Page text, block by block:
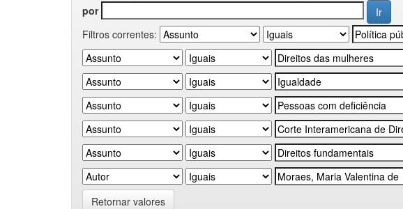
por
Filtros correntes:
Retornar valores